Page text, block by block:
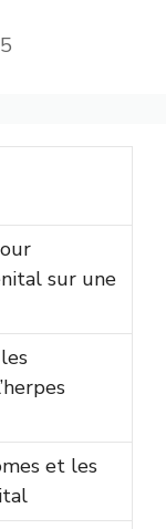
sur une
et les